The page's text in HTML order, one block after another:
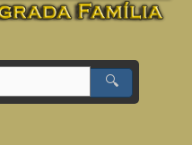
🔍